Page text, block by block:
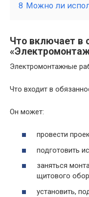
8 Можно ли
Что включает в
Электромонтажные
Что входит в
Он может:
провести
подготовить
заняться
щитового
установить,